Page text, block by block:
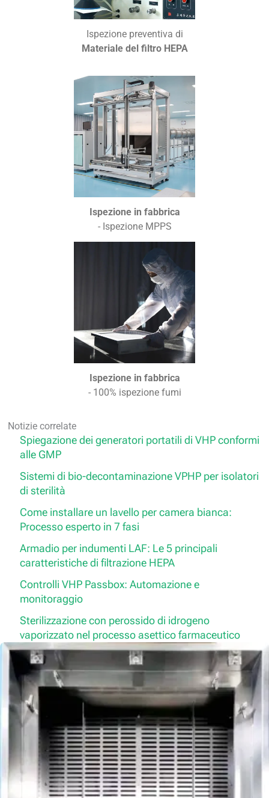
Ispezione preventiva di
Materiale del filtro HEPA
Ispezione in fabbrica
- Ispezione MPPS
Ispezione in fabbrica
- 100% ispezione fumi
Notizie correlate
Spiegazione dei generatori portatili di VHP conformi
alle GMP
Sistemi di bio-decontaminazione VPHP per isolatori
di sterilità
Come installare un lavello per camera bianca:
Processo esperto in 7 fasi
Armadio per indumenti LAF: Le 5 principali
caratteristiche di filtrazione HEPA
Controlli VHP Passbox: Automazione e
monitoraggio
Sterilizzazione con perossido di idrogeno
vaporizzato nel processo asettico farmaceutico